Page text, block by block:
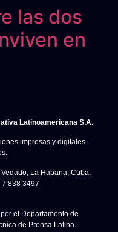
las dos
en
Latinoamericana S.A.
impresas y digitales.
La Habana, Cuba.
7 838 3497
el Departamento de
de Prensa Latina.